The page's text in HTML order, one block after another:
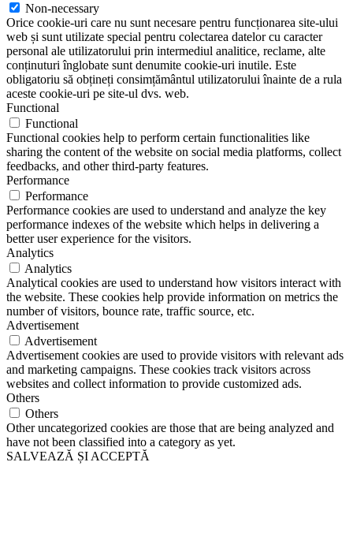
Non-necessary
Orice cookie-uri care nu sunt necesare pentru funcționarea site-ului
web și sunt utilizate special pentru colectarea datelor cu caracter
personal ale utilizatorului prin intermediul analitice, reclame, alte
conținuturi înglobate sunt denumite cookie-uri inutile. Este
obligatoriu să obțineți consimțământul utilizatorului înainte de a rula
aceste cookie-uri pe site-ul dvs. web.
Functional
Functional
Functional cookies help to perform certain functionalities like
sharing the content of the website on social media platforms, collect
feedbacks, and other third-party features.
Performance
Performance
Performance cookies are used to understand and analyze the key
performance indexes of the website which helps in delivering a
better user experience for the visitors.
Analytics
Analytics
Analytical cookies are used to understand how visitors interact with
the website. These cookies help provide information on metrics the
number of visitors, bounce rate, traffic source, etc.
Advertisement
Advertisement
Advertisement cookies are used to provide visitors with relevant ads
and marketing campaigns. These cookies track visitors across
websites and collect information to provide customized ads.
Others
Others
Other uncategorized cookies are those that are being analyzed and
have not been classified into a category as yet.
SALVEAZĂ ȘI ACCEPTĂ